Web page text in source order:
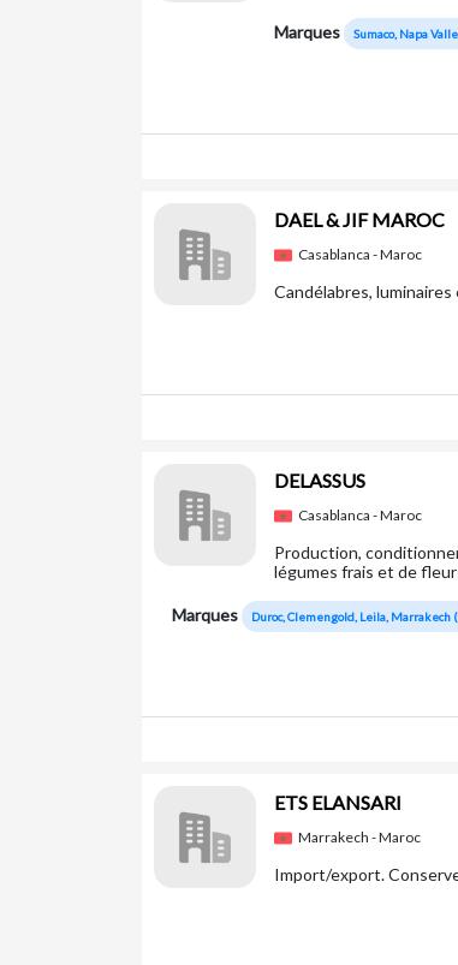
Marques Sumaco, Napa
DAEL & JIF MAROC
Casablanca - Maroc
Candélabres,
DELASSUS
Casablanca - Maroc
Production,
légumes frais et de
Marques Duroc, Clemengold, Leila, Marrakech
ETS ELANSARI
Marrakech - Maroc
Import/export.